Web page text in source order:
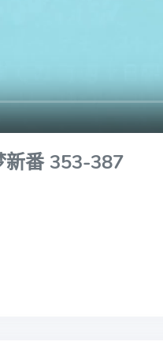
新番 353-387